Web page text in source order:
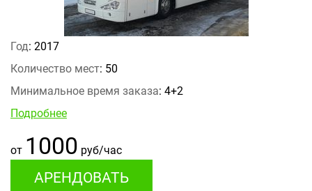
Год: 2017
Количество мест: 50
Минимальное время заказа: 4+2
Подробнее
от 1000 руб/час
АРЕНДОВАТЬ